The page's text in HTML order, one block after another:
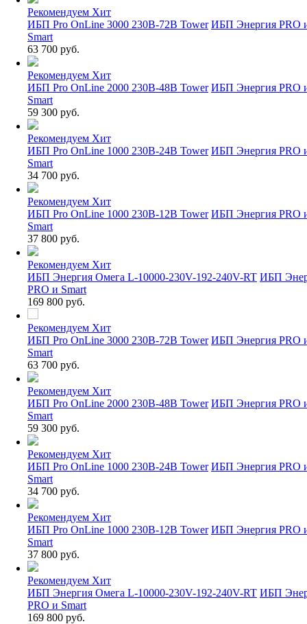
Рекомендуем Хит
ИБП Pro OnLine 3000 230В-72В Tower ИБП Энергия PRO
Smart
63 700 руб.
Рекомендуем Хит
ИБП Pro OnLine 2000 230В-48В Tower ИБП Энергия PRO
Smart
59 300 руб.
Рекомендуем Хит
ИБП Pro OnLine 1000 230В-24В Tower ИБП Энергия PRO
Smart
34 700 руб.
Рекомендуем Хит
ИБП Pro OnLine 1000 230В-12В Tower ИБП Энергия PRO
Smart
37 800 руб.
Рекомендуем Хит
ИБП Энергия Омега L-10000-230V-192-240V-RT ИБП
PRO и Smart
169 800 руб.
Рекомендуем Хит
ИБП Pro OnLine 3000 230В-72В Tower ИБП Энергия PRO
Smart
63 700 руб.
Рекомендуем Хит
ИБП Pro OnLine 2000 230В-48В Tower ИБП Энергия PRO
Smart
59 300 руб.
Рекомендуем Хит
ИБП Pro OnLine 1000 230В-24В Tower ИБП Энергия PRO
Smart
34 700 руб.
Рекомендуем Хит
ИБП Pro OnLine 1000 230В-12В Tower ИБП Энергия PRO
Smart
37 800 руб.
Рекомендуем Хит
ИБП Энергия Омега L-10000-230V-192-240V-RT ИБП
PRO и Smart
169 800 руб.